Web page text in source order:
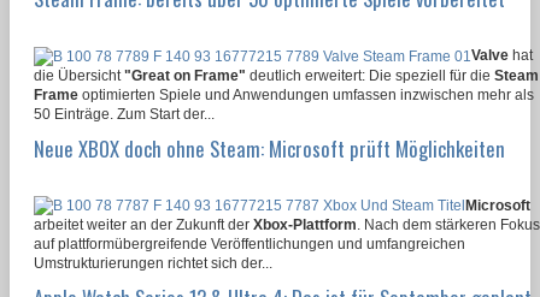
Valve hat
die Übersicht "Great on Frame" deutlich erweitert: Die speziell für die Steam
Frame optimierten Spiele und Anwendungen umfassen inzwischen mehr als
50 Einträge. Zum Start der...
Neue XBOX doch ohne Steam: Microsoft prüft Möglichkeiten
Microsoft
arbeitet weiter an der Zukunft der Xbox-Plattform. Nach dem stärkeren Fokus
auf plattformübergreifende Veröffentlichungen und umfangreichen
Umstrukturierungen richtet sich der...